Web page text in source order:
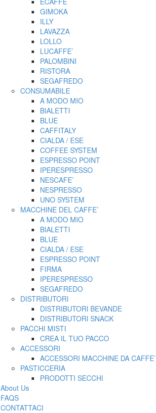
GIMOKA
ILLY
LAVAZZA
LOLLO
LUCAFFE’
PALOMBINI
RISTORA
SEGAFREDO
CONSUMABILE
A MODO MIO
BIALETTI
BLUE
CAFFITALY
CIALDA / ESE
COFFEE SYSTEM
ESPRESSO POINT
IPERESPRESSO
NESCAFE’
NESPRESSO
UNO SYSTEM
MACCHINE DEL CAFFE’
A MODO MIO
BIALETTI
BLUE
CIALDA / ESE
ESPRESSO POINT
FIRMA
IPERESPRESSO
SEGAFREDO
DISTRIBUTORI
DISTRIBUTORI BEVANDE
DISTRIBUTORI SNACK
PACCHI MISTI
CREA IL TUO PACCO
ACCESSORI
ACCESSORI MACCHINE DA CAFFE’
PASTICCERIA
PRODOTTI SECCHI
About Us
FAQS
CONTATTACI